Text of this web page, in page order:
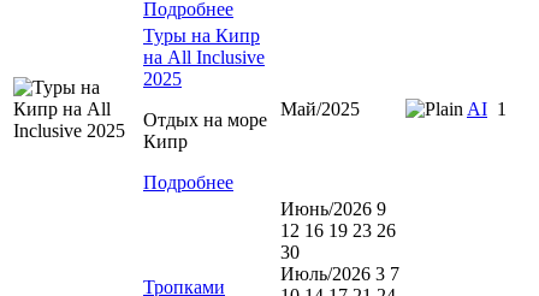
Подробнее
Туры на Кипр
на All Inclusive
2025
Отдых на море
Кипр
Подробнее
Май/2025 AI 1
Тропками
Июнь/2026 9
12 16 19 23 26
30
Июль/2026 3 7